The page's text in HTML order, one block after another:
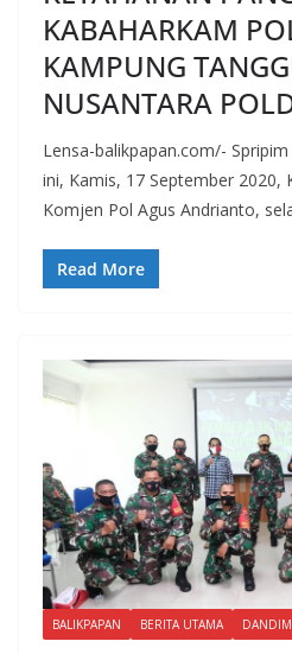
KABAHARKAM
KAMPUNG
NUSANTARA
Lensa-balikpapan.com/-
ini, Kamis, 17 September 2020,
Komjen Pol Agus Andrianto,
Read More
BALIKPAPAN BERITA UTAMA